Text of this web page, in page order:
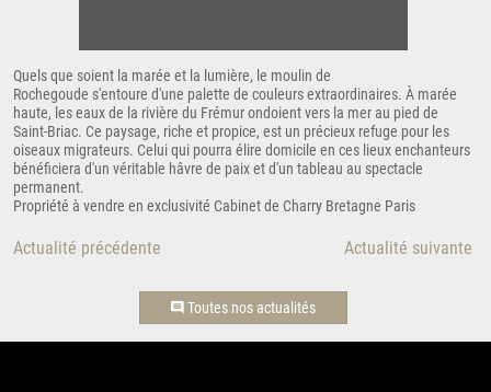
Quels que soient la marée et la lumière, le moulin de
Rochegoude s'entoure d'une palette de couleurs extraordinaires. À marée
haute, les eaux de la rivière du Frémur ondoient vers la mer au pied de
Saint-Briac. Ce paysage, riche et propice, est un précieux refuge pour les
oiseaux migrateurs. Celui qui pourra élire domicile en ces lieux enchanteurs
bénéficiera d'un véritable hâvre de paix et d'un tableau au spectacle
permanent.
Propriété à vendre en exclusivité Cabinet de Charry Bretagne Paris
Actualité précédente Actualité suivante
Toutes nos actualités